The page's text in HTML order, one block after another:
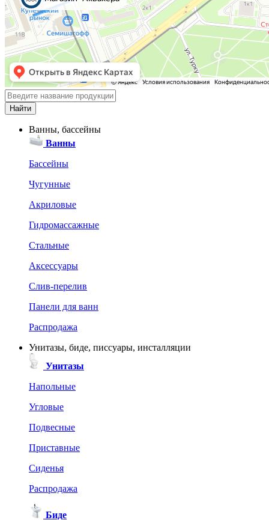
Ванны, бассейны
Ванны
Бассейны
Чугунные
Акриловые
Гидромассажные
Стальные
Аксессуары
Слив-перелив
Панели для ванн
Распродажа
Унитазы, биде, писсуары, инсталляции
Унитазы
Напольные
Угловые
Подвесные
Приставные
Сиденья
Распродажа
Биде